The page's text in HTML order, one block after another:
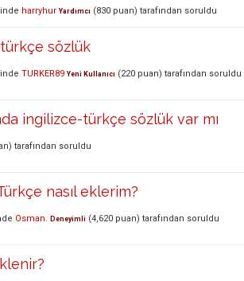
harryhur Yardımcı (830 puan) tarafından soruldu
sözlük
TURKER89 Yeni Kullanıcı (220 puan) tarafından soruldu
ingilizce-türkçe sözlük var mı
tarafından soruldu
nasıl eklerim?
Osman. Deneyimli (4,620 puan) tarafından soruldu